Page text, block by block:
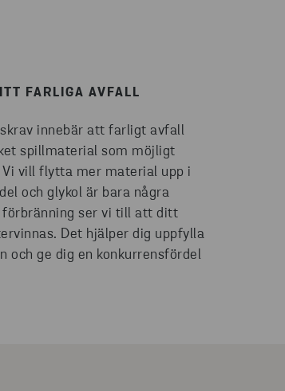
FARLIGA AVFALL
innebär att farligt avfall
spillmaterial som möjligt
vill flytta mer material upp i
och glykol är bara några
ser vi till att ditt
Det hjälper dig uppfylla
och ge dig en konkurrensfördel